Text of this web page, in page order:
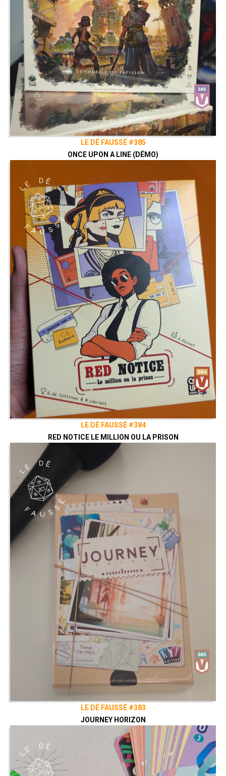
LE DÉ FAUSSÉ #385
ONCE UPON A LINE (DÉMO)
LE DÉ FAUSSÉ #384
RED NOTICE LE MILLION OU LA PRISON
LE DÉ FAUSSÉ #383
JOURNEY HORIZON